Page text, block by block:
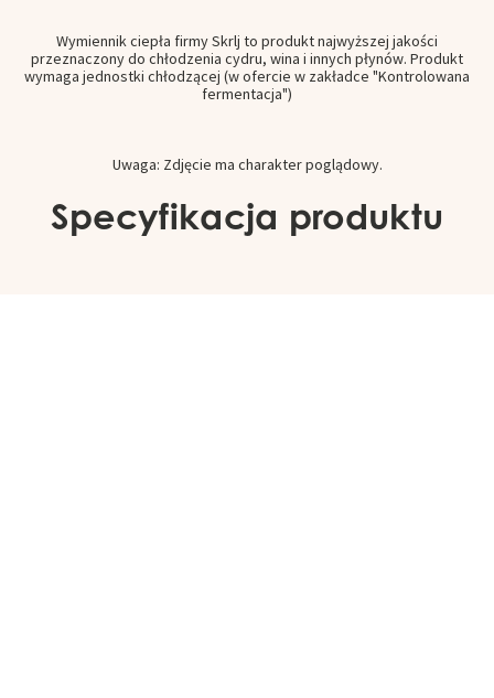
Wymiennik ciepła firmy Skrlj to produkt najwyższej jakości
przeznaczony do chłodzenia cydru, wina i innych płynów. Produkt
wymaga jednostki chłodzącej (w ofercie w zakładce "Kontrolowana
fermentacja")
Uwaga: Zdjęcie ma charakter poglądowy.
Specyfikacja produktu